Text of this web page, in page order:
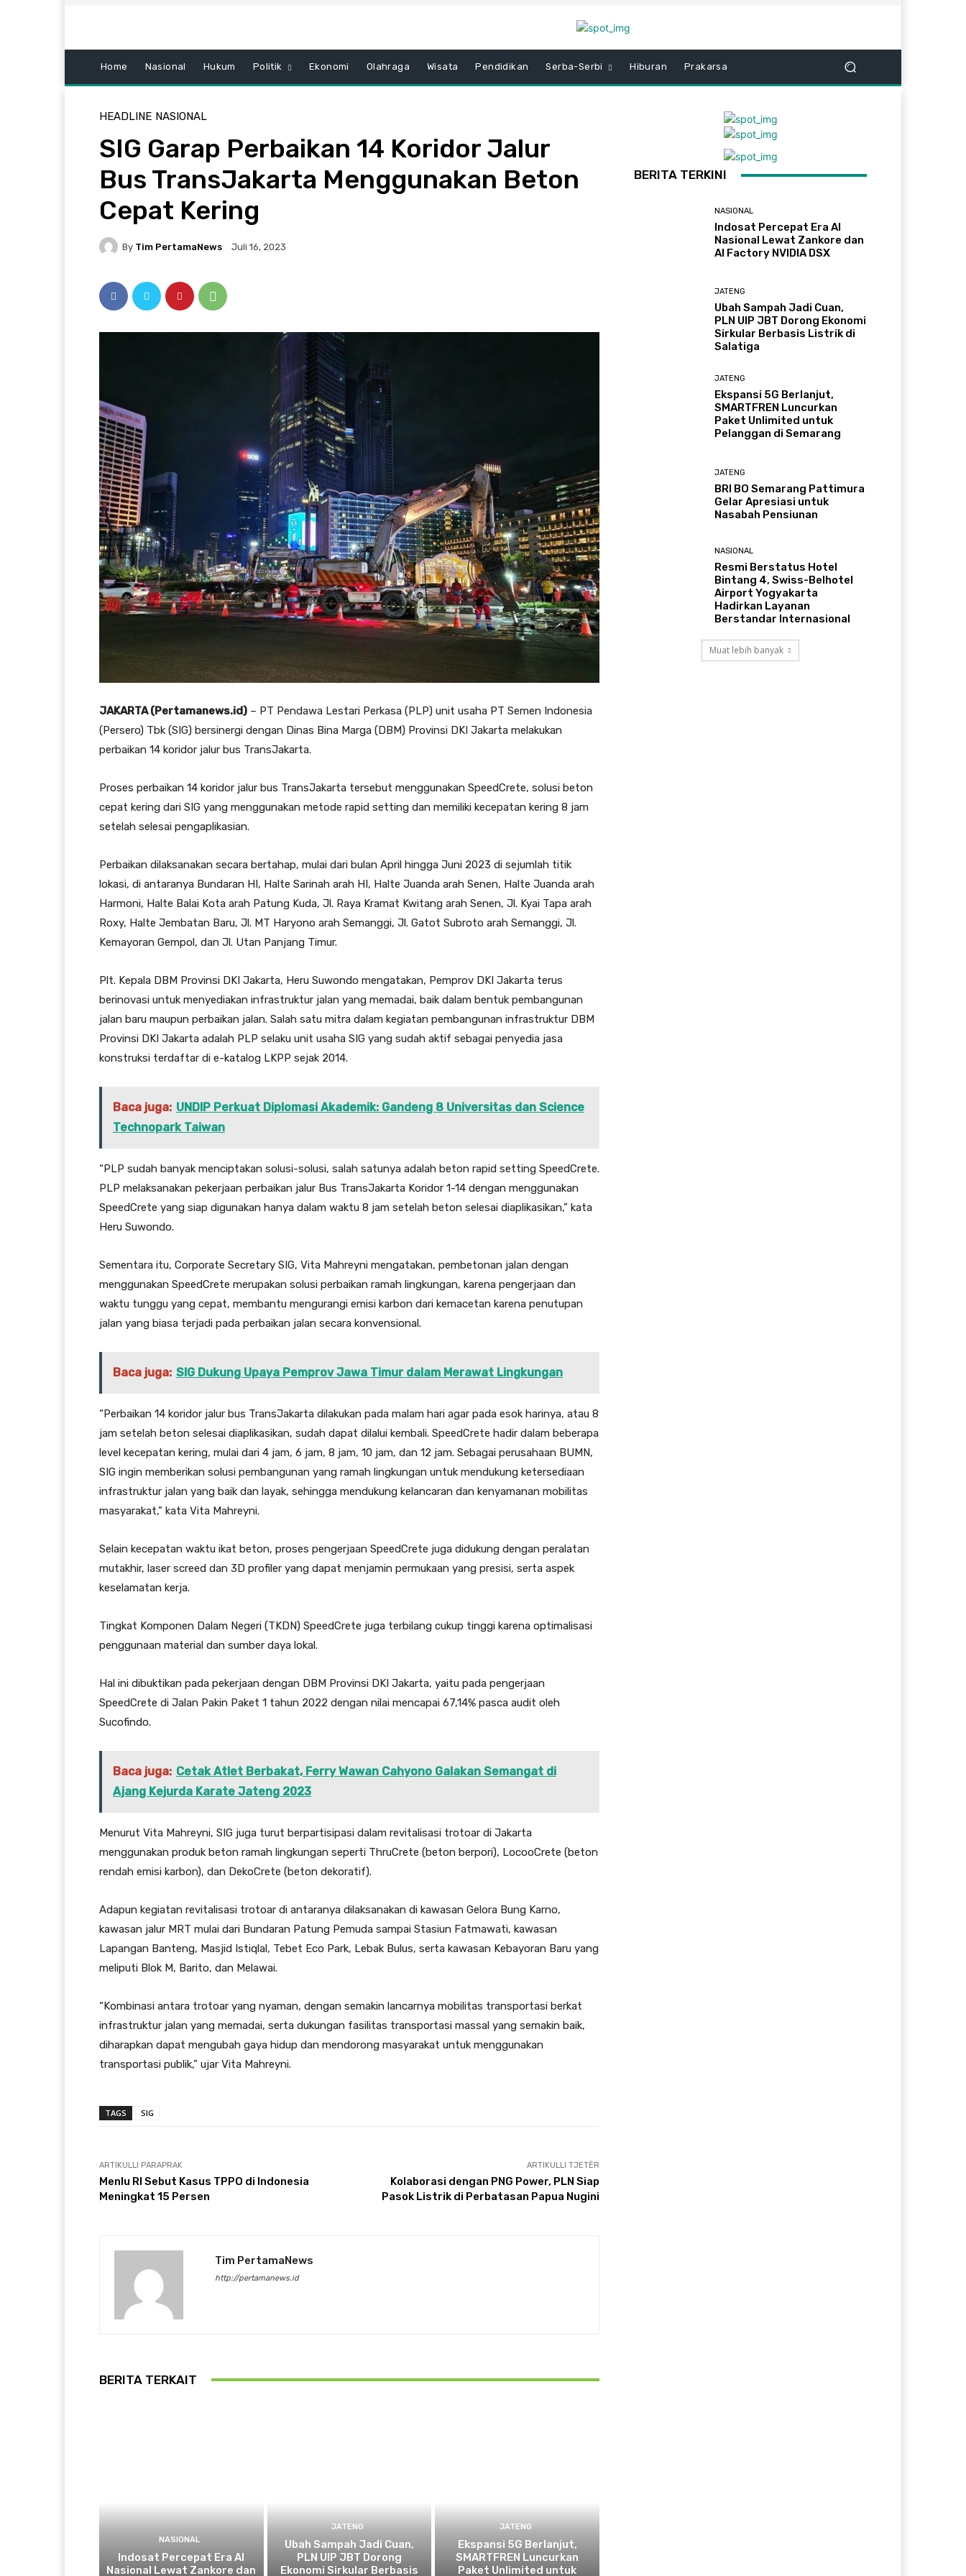
Home Nasional Hukum Politik Ekonomi Olahraga Wisata Pendidikan Serba-Serbi Hiburan Prakarsa
HEADLINE NASIONAL
SIG Garap Perbaikan 14 Koridor Jalur
Bus TransJakarta Menggunakan Beton
Cepat Kering
By Tim PertamaNews Juli 16, 2023
JAKARTA (Pertamanews.id) – PT Pendawa Lestari Perkasa (PLP) unit usaha PT Semen Indonesia
(Persero) Tbk (SIG) bersinergi dengan Dinas Bina Marga (DBM) Provinsi DKI Jakarta melakukan
perbaikan 14 koridor jalur bus TransJakarta.
Proses perbaikan 14 koridor jalur bus TransJakarta tersebut menggunakan SpeedCrete, solusi beton
cepat kering dari SIG yang menggunakan metode rapid setting dan memiliki kecepatan kering 8 jam
setelah selesai pengaplikasian.
Perbaikan dilaksanakan secara bertahap, mulai dari bulan April hingga Juni 2023 di sejumlah titik
lokasi, di antaranya Bundaran HI, Halte Sarinah arah HI, Halte Juanda arah Senen, Halte Juanda arah
Harmoni, Halte Balai Kota arah Patung Kuda, Jl. Raya Kramat Kwitang arah Senen, Jl. Kyai Tapa arah
Roxy, Halte Jembatan Baru, Jl. MT Haryono arah Semanggi, Jl. Gatot Subroto arah Semanggi, Jl.
Kemayoran Gempol, dan Jl. Utan Panjang Timur.
Plt. Kepala DBM Provinsi DKI Jakarta, Heru Suwondo mengatakan, Pemprov DKI Jakarta terus
berinovasi untuk menyediakan infrastruktur jalan yang memadai, baik dalam bentuk pembangunan
jalan baru maupun perbaikan jalan. Salah satu mitra dalam kegiatan pembangunan infrastruktur DBM
Provinsi DKI Jakarta adalah PLP selaku unit usaha SIG yang sudah aktif sebagai penyedia jasa
konstruksi terdaftar di e-katalog LKPP sejak 2014.
Baca juga: UNDIP Perkuat Diplomasi Akademik: Gandeng 8 Universitas dan Science
Technopark Taiwan
“PLP sudah banyak menciptakan solusi-solusi, salah satunya adalah beton rapid setting SpeedCrete.
PLP melaksanakan pekerjaan perbaikan jalur Bus TransJakarta Koridor 1-14 dengan menggunakan
SpeedCrete yang siap digunakan hanya dalam waktu 8 jam setelah beton selesai diaplikasikan,” kata
Heru Suwondo.
Sementara itu, Corporate Secretary SIG, Vita Mahreyni mengatakan, pembetonan jalan dengan
menggunakan SpeedCrete merupakan solusi perbaikan ramah lingkungan, karena pengerjaan dan
waktu tunggu yang cepat, membantu mengurangi emisi karbon dari kemacetan karena penutupan
jalan yang biasa terjadi pada perbaikan jalan secara konvensional.
Baca juga: SIG Dukung Upaya Pemprov Jawa Timur dalam Merawat Lingkungan
“Perbaikan 14 koridor jalur bus TransJakarta dilakukan pada malam hari agar pada esok harinya, atau 8
jam setelah beton selesai diaplikasikan, sudah dapat dilalui kembali. SpeedCrete hadir dalam beberapa
level kecepatan kering, mulai dari 4 jam, 6 jam, 8 jam, 10 jam, dan 12 jam. Sebagai perusahaan BUMN,
SIG ingin memberikan solusi pembangunan yang ramah lingkungan untuk mendukung ketersediaan
infrastruktur jalan yang baik dan layak, sehingga mendukung kelancaran dan kenyamanan mobilitas
masyarakat,” kata Vita Mahreyni.
Selain kecepatan waktu ikat beton, proses pengerjaan SpeedCrete juga didukung dengan peralatan
mutakhir, laser screed dan 3D profiler yang dapat menjamin permukaan yang presisi, serta aspek
keselamatan kerja.
Tingkat Komponen Dalam Negeri (TKDN) SpeedCrete juga terbilang cukup tinggi karena optimalisasi
penggunaan material dan sumber daya lokal.
Hal ini dibuktikan pada pekerjaan dengan DBM Provinsi DKI Jakarta, yaitu pada pengerjaan
SpeedCrete di Jalan Pakin Paket 1 tahun 2022 dengan nilai mencapai 67,14% pasca audit oleh
Sucofindo.
Baca juga: Cetak Atlet Berbakat, Ferry Wawan Cahyono Galakan Semangat di
Ajang Kejurda Karate Jateng 2023
Menurut Vita Mahreyni, SIG juga turut berpartisipasi dalam revitalisasi trotoar di Jakarta
menggunakan produk beton ramah lingkungan seperti ThruCrete (beton berpori), LocooCrete (beton
rendah emisi karbon), dan DekoCrete (beton dekoratif).
Adapun kegiatan revitalisasi trotoar di antaranya dilaksanakan di kawasan Gelora Bung Karno,
kawasan jalur MRT mulai dari Bundaran Patung Pemuda sampai Stasiun Fatmawati, kawasan
Lapangan Banteng, Masjid Istiqlal, Tebet Eco Park, Lebak Bulus, serta kawasan Kebayoran Baru yang
meliputi Blok M, Barito, dan Melawai.
“Kombinasi antara trotoar yang nyaman, dengan semakin lancarnya mobilitas transportasi berkat
infrastruktur jalan yang memadai, serta dukungan fasilitas transportasi massal yang semakin baik,
diharapkan dapat mengubah gaya hidup dan mendorong masyarakat untuk menggunakan
transportasi publik,” ujar Vita Mahreyni.
TAGS SIG
ARTIKULLI PARAPRAK
Menlu RI Sebut Kasus TPPO di Indonesia
Meningkat 15 Persen
ARTIKULLI TJETËR
Kolaborasi dengan PNG Power, PLN Siap
Pasok Listrik di Perbatasan Papua Nugini
Tim PertamaNews
http://pertamanews.id
BERITA TERKAIT
NASIONAL
Indosat Percepat Era AI
Nasional Lewat Zankore dan
JATENG
Ubah Sampah Jadi Cuan,
PLN UIP JBT Dorong
Ekonomi Sirkular Berbasis
JATENG
Ekspansi 5G Berlanjut,
SMARTFREN Luncurkan
Paket Unlimited untuk
BERITA TERKINI
NASIONAL
Indosat Percepat Era AI
Nasional Lewat Zankore dan
AI Factory NVIDIA DSX
JATENG
Ubah Sampah Jadi Cuan,
PLN UIP JBT Dorong Ekonomi
Sirkular Berbasis Listrik di
Salatiga
JATENG
Ekspansi 5G Berlanjut,
SMARTFREN Luncurkan
Paket Unlimited untuk
Pelanggan di Semarang
JATENG
BRI BO Semarang Pattimura
Gelar Apresiasi untuk
Nasabah Pensiunan
NASIONAL
Resmi Berstatus Hotel
Bintang 4, Swiss-Belhotel
Airport Yogyakarta
Hadirkan Layanan
Berstandar Internasional
Muat lebih banyak